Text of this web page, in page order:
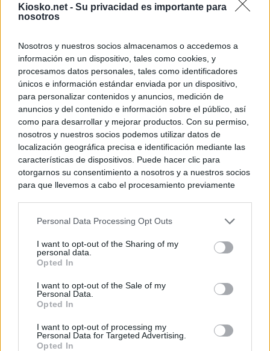
Kiosko.net - Su privacidad es importante para
nosotros
Nosotros y nuestros socios almacenamos o accedemos a
información en un dispositivo, tales como cookies, y
procesamos datos personales, tales como identificadores
únicos e información estándar enviada por un dispositivo,
para personalizar contenidos y anuncios, medición de
anuncios y del contenido e información sobre el público, así
como para desarrollar y mejorar productos. Con su permiso,
nosotros y nuestros socios podemos utilizar datos de
localización geográfica precisa e identificación mediante las
características de dispositivos. Puede hacer clic para
otorgarnos su consentimiento a nosotros y a nuestros socios
para que llevemos a cabo el procesamiento previamente
negar su consentimiento. Tenga en cuenta que algún
de su consentimiento, pero usted tiene el derecho de
rechazar tal procesamiento. Sus preferencias se aplicarán
cualquier momento entrando de nuevo en este sitio web o
visitando nuestra política de privacidad.
Personal Data Processing Opt Outs
I want to opt-out of the Sharing of my
personal data.
Opted In
I want to opt-out of the Sale of my
Personal Data.
Opted In
I want to opt-out of processing my
Personal Data for Targeted Advertising.
Opted In